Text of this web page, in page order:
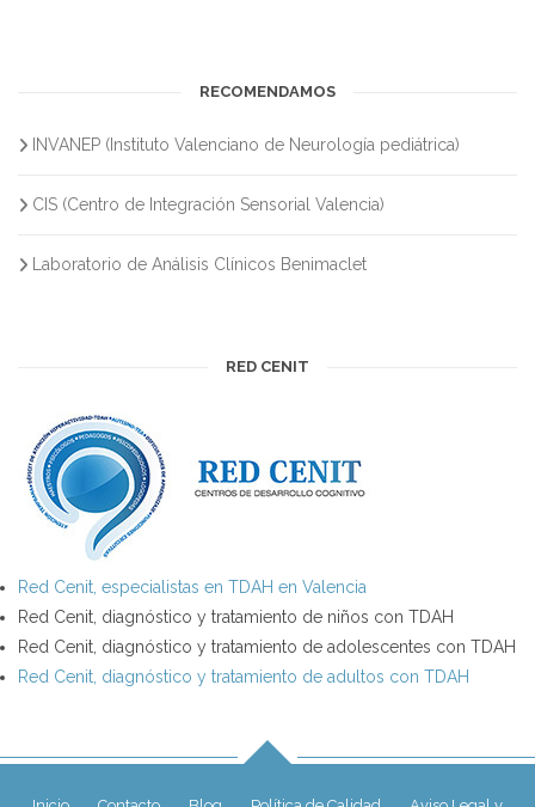
RECOMENDAMOS
INVANEP (Instituto Valenciano de Neurología pediátrica)
CIS (Centro de Integración Sensorial Valencia)
Laboratorio de Análisis Clínicos Benimaclet
RED CENIT
Red Cenit, especialistas en TDAH en Valencia
Red Cenit, diagnóstico y tratamiento de niños con TDAH
Red Cenit, diagnóstico y tratamiento de adolescentes con TDAH
Red Cenit, diagnóstico y tratamiento de adultos con TDAH